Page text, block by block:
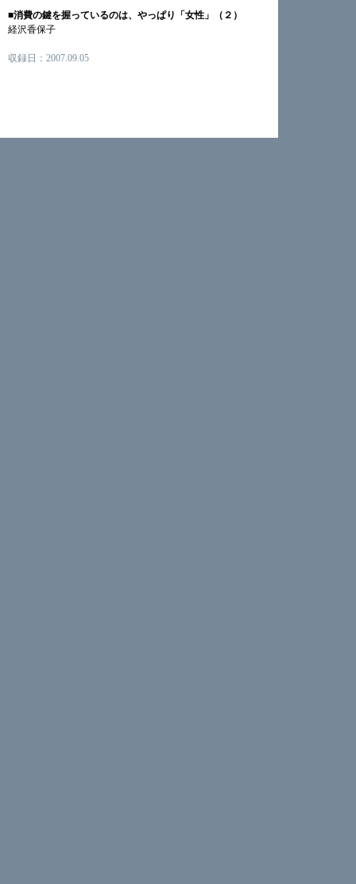
■消費の鍵を握っているのは、やっぱり「女性」（２）
経沢香保子
収録日：2007.09.05